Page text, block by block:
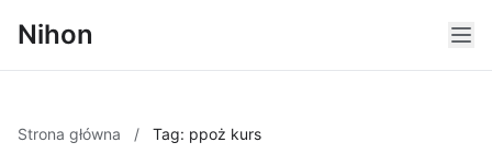
Nihon
Strona główna / Tag: ppoż kurs